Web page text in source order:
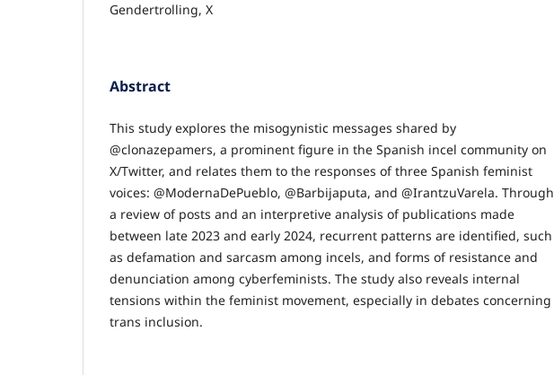
Gendertrolling, X
Abstract
This study explores the misogynistic messages shared by
@clonazepamers, a prominent figure in the Spanish incel community on
X/Twitter, and relates them to the responses of three Spanish feminist
voices: @ModernaDePueblo, @Barbijaputa, and @IrantzuVarela. Through
a review of posts and an interpretive analysis of publications made
between late 2023 and early 2024, recurrent patterns are identified, such
as defamation and sarcasm among incels, and forms of resistance and
denunciation among cyberfeminists. The study also reveals internal
tensions within the feminist movement, especially in debates concerning
trans inclusion.